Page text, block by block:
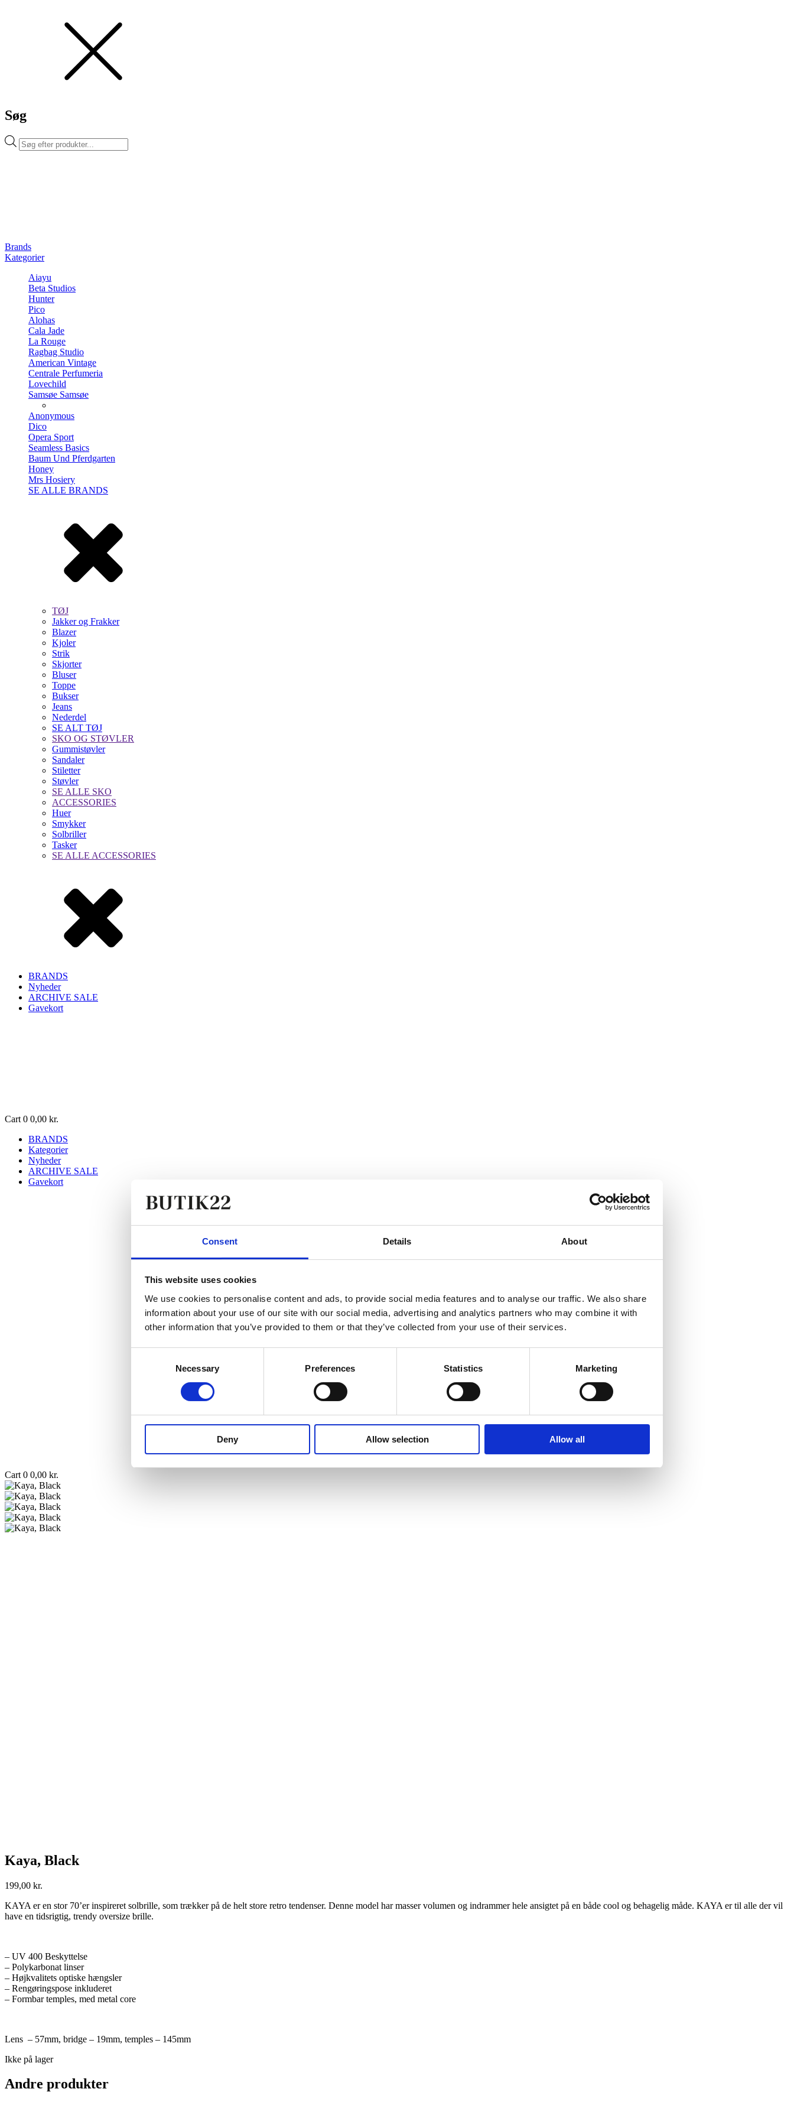
Consent Details About
This website uses cookies
We use cookies to personalise content and ads, to provide social media features and to analyse our traffic. We also share
information about your use of our site with our social media, advertising and analytics partners who may combine it with
other information that you’ve provided to them or that they’ve collected from your use of their services.
Necessary Preferences Statistics Marketing
Deny Allow selection Allow all
Søg
Products
search
Brands
Kategorier
Aiayu
Beta Studios
Hunter
Pico
Alohas
Cala Jade
La Rouge
Ragbag Studio
American Vintage
Centrale Perfumeria
Lovechild
Samsøe Samsøe
Anonymous
Dico
Opera Sport
Seamless Basics
Baum Und Pferdgarten
Honey
Mrs Hosiery
SE ALLE BRANDS
TØJ
Jakker og Frakker
Blazer
Kjoler
Strik
Skjorter
Bluser
Toppe
Bukser
Jeans
Nederdel
SE ALT TØJ
SKO OG STØVLER
Gummistøvler
Sandaler
Stiletter
Støvler
SE ALLE SKO
ACCESSORIES
Huer
Smykker
Solbriller
Tasker
SE ALLE ACCESSORIES
BRANDS
Nyheder
ARCHIVE SALE
Gavekort
Cart 0 0,00 kr.
BRANDS
Kategorier
Nyheder
ARCHIVE SALE
Gavekort
Cart 0 0,00 kr.
Kaya, Black
199,00 kr.
KAYA er en stor 70’er inspireret solbrille, som trækker på de helt store retro tendenser. Denne model har masser volumen og indrammer hele ansigtet på en både cool og behagelig måde. KAYA er til alle der vil
have en tidsrigtig, trendy oversize brille.
– UV 400 Beskyttelse
– Polykarbonat linser
– Højkvalitets optiske hængsler
– Rengøringspose inkluderet
– Formbar temples, med metal core
Lens – 57mm, bridge – 19mm, temples – 145mm
Ikke på lager
Andre produkter